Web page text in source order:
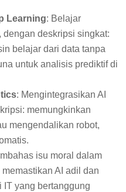
Learning: Belajar
deskripsi singkat:
belajar dari data tanpa
untuk analisis prediktif di
: Mengintegrasikan AI
memungkinkan
mengendalikan robot,
isu moral dalam
AI adil dan
IT yang bertanggung